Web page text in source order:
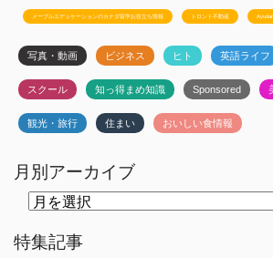
メープルエデュケーションのカナダ留学お役立ち情報 トロント不動産
写真・動画 ビジネス ヒト 英語ライフ
スクール 知っ得まめ知識 Sponsored
観光・旅行 住まい おいしい食情報
月別アーカイブ
ー
カ
特集記事